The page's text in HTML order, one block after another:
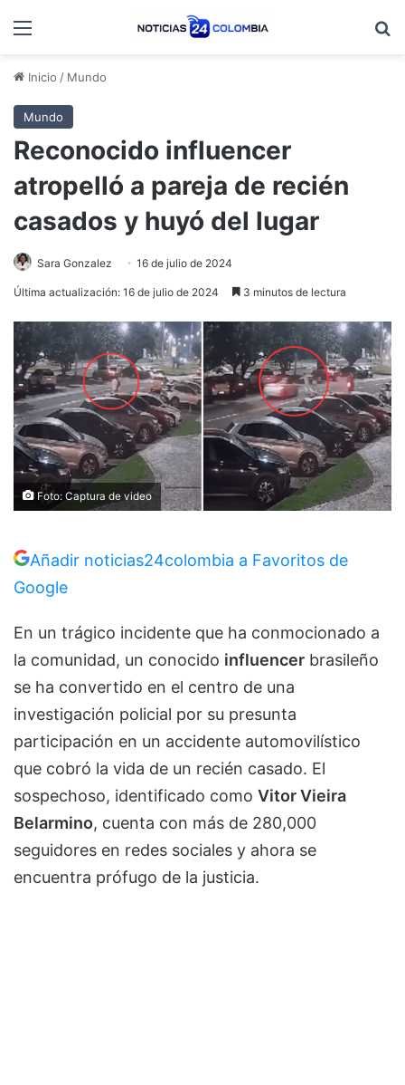
Menú
Inicio / Mundo
Mundo
Reconocido influencer
atropelló a pareja de recién
casados y huyó del lugar
Sara Gonzalez 16 de julio de 2024
Última actualización: 16 de julio de 2024 3 minutos de lectura
Foto: Captura de video
Añadir noticias24colombia a Favoritos de
Google
En un trágico incidente que ha conmocionado a
la comunidad, un conocido influencer brasileño
se ha convertido en el centro de una
investigación policial por su presunta
participación en un accidente automovilístico
que cobró la vida de un recién casado. El
sospechoso, identificado como Vitor Vieira
Belarmino, cuenta con más de 280,000
seguidores en redes sociales y ahora se
encuentra prófugo de la justicia.